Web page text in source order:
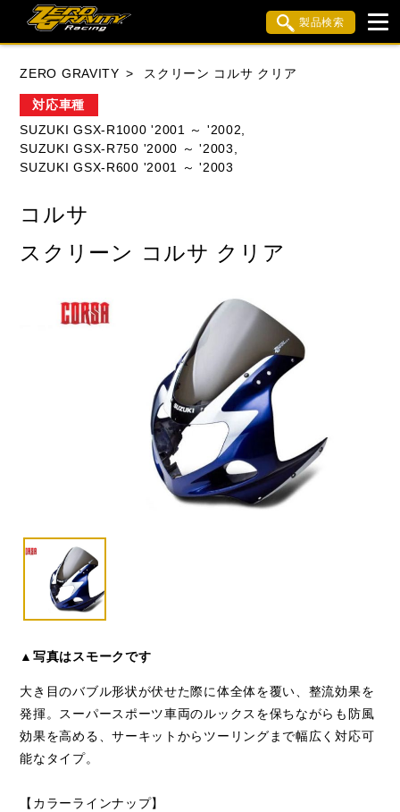
製品検索
HONDA YAMAHA SUZUKI
閉じる
ZERO GRAVITY スクリーン コルサ クリア
対応車種
SUZUKI GSX-R1000 '2001 ～ '2002,
SUZUKI GSX-R750 '2000 ～ '2003,
SUZUKI GSX-R600 '2001 ～ '2003
コルサ
スクリーン コルサ クリア
▲写真はスモークです
大き目のバブル形状が伏せた際に体全体を覆い、整流効果を
発揮。スーパースポーツ車両のルックスを保ちながらも防風
効果を高める、サーキットからツーリングまで幅広く対応可
能なタイプ。
【カラーラインナップ】